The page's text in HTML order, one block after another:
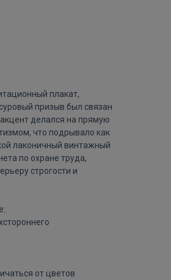
плакат,
призыв был связан
делался на прямую
что подрывало как
лаконичный винтажный
по охране труда,
строгости и
от цветов